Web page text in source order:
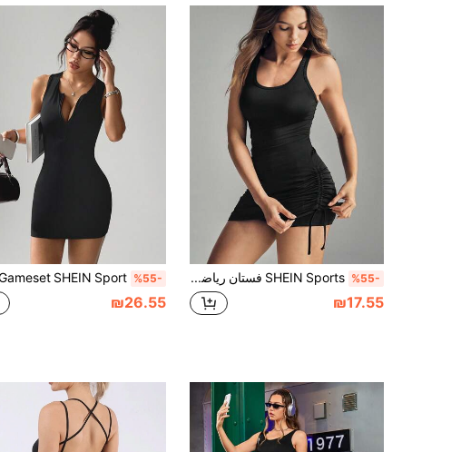
%55- SHEIN Sports فستان رياضي للنساء للاستخدام على مدار السنة، باللون الأسود، قصة ضيقة مع ياقة على شكل حرف U، تنورة ملفوفة، خصر قابل للسحب من الجانبين، أربطة متقاطعة في الظهر، شورت مدمج مع جيوب، مناسب للارتداء اليومي، الجري، اليوغا، الجيم، التنس
₪17.55
%55-
₪26.55